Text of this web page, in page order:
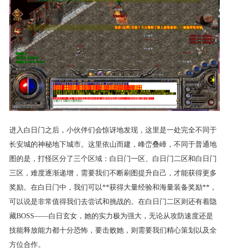
进入白日门之后，小伙伴们会惊讶地发现，这里是一处完全不同于
长安城的神秘地下城市。这里依山而建，峰峦叠嶂，不同于普通地
图的是，打怪区分了三个区域：白日门一区、白日门二区和白日门
三区，难度逐渐递增，需要我们不断刷图提升自己，才能获得更多
奖励。在白日门中，我们可以**获得大量经验和海量装备奖励**，
可以说是非常值得我们去尝试和挑战的。在白日门二区则还有着隐
藏BOSS——白日玄女，她的实力极为强大，无论从攻防速度还是
技能释放能力都十分恐怖，要击败她，则需要我们精心策划以及全
方位合作。